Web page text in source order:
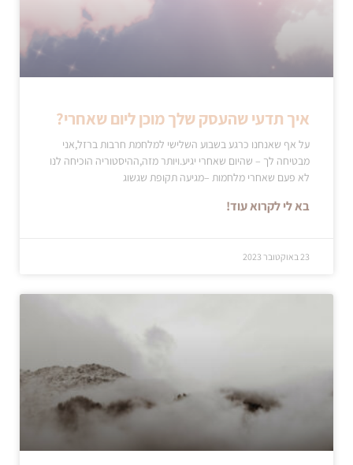
איך תדעי שהעסק שלך מוכן ליום שאחרי?
על אף שאנחנו כרגע בשבוע השלישי למלחמת חרבות ברזל,אני
מבטיחה לך – שהיום שאחרי יגיע.ויותר מזה,ההיסטוריה הוכיחה לנו
לא פעם שאחרי מלחמות –מגיעה תקופת שגשוג
בא לי לקרוא עוד!
23 באוקטובר 2023